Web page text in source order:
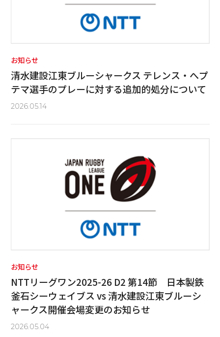
お知らせ
清水建設江東ブルーシャークス テレンス・へプ
テマ選手のプレーに対する追加的処分について
2026.05.14
お知らせ
NTTリーグワン2025-26 D2 第14節 日本製鉄
釜石シーウェイブス vs 清水建設江東ブルーシ
ャークス開催会場変更のお知らせ
2026.05.04